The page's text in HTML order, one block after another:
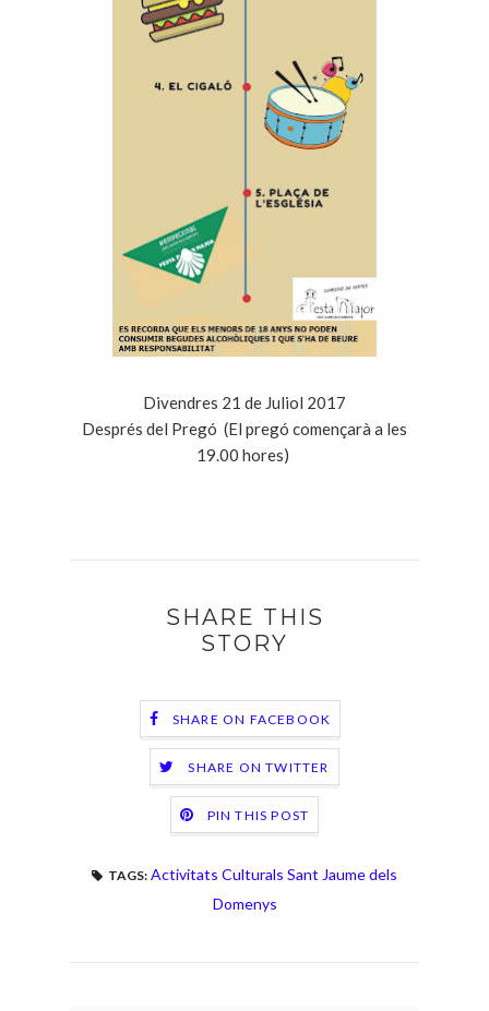
Divendres 21 de Juliol 2017
Després del Pregó (El pregó començarà a les
19.00 hores)
SHARE THIS
STORY
SHARE ON FACEBOOK
SHARE ON TWITTER
PIN THIS POST
TAGS: Activitats Culturals Sant Jaume dels
Domenys